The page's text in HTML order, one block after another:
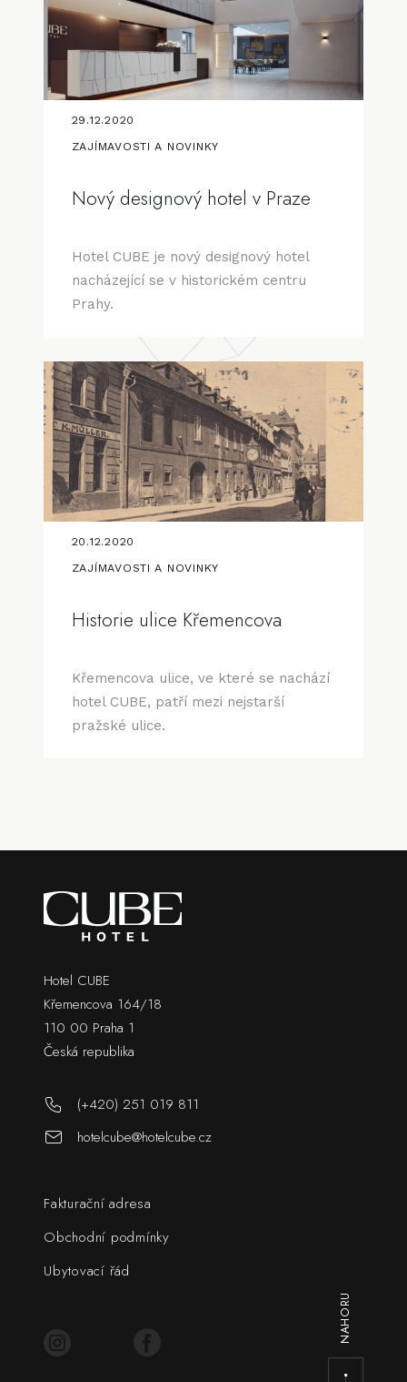
29.12.2020
ZAJÍMAVOSTI A NOVINKY
Nový designový hotel v Praze
Hotel CUBE je nový designový hotel
nacházející se v historickém centru
Prahy.
20.12.2020
ZAJÍMAVOSTI A NOVINKY
Historie ulice Křemencova
Křemencova ulice, ve které se nachází
hotel CUBE, patří mezi nejstarší
pražské ulice.
Hotel CUBE
Křemencova 164/18
110 00 Praha 1
Česká republika
(+420) 251 019 811
hotelcube@hotelcube.cz
Fakturační adresa
Obchodní podmínky
Ubytovací řád
NAHORU